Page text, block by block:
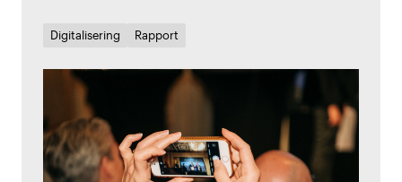
Digitalisering Rapport